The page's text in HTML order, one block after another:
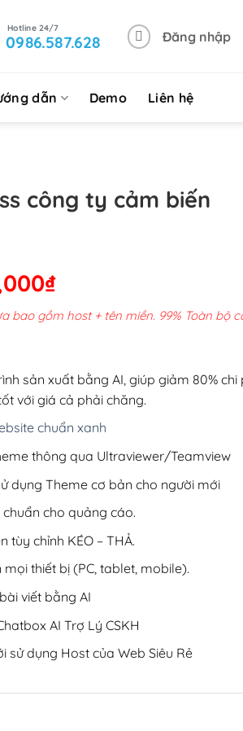
0986.587.628 Đăng nhập
dẫn Demo Liên hệ
công ty cảm biến
₫Giá
hiện
tại
200,000₫.
bao gồm host + tên miền. 99% Toàn bộ
sản xuất bằng AI, giúp giảm 80% chi
với giá cả phải chăng.
chuẩn xanh
thông qua Ultraviewer/Teamview
dụng Theme cơ bản cho người mới
chuẩn cho quảng cáo.
tùy chỉnh KÉO – THẢ.
thiết bị (PC, tablet, mobile).
viết bằng AI
AI Trợ Lý CSKH
sử dụng Host của Web Siêu Rẻ